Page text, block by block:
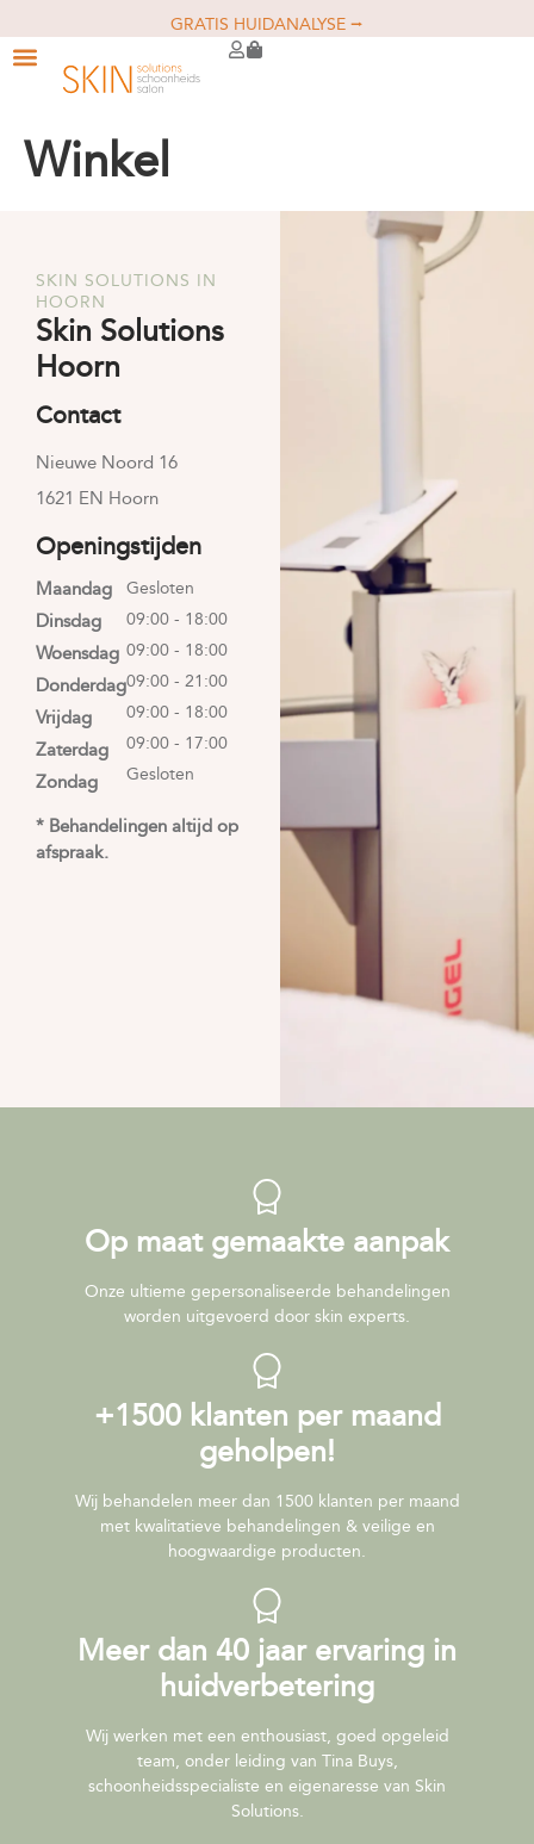
GRATIS HUIDANALYSE ⭢
Winkel
SKIN SOLUTIONS IN
HOORN
Skin Solutions
Hoorn
Contact
Nieuwe Noord 16
1621 EN Hoorn
Openingstijden
Maandag
Dinsdag
Woensdag
Donderdag
Vrijdag
Zaterdag
Zondag
Gesloten
09:00 - 18:00
09:00 - 18:00
09:00 - 21:00
09:00 - 18:00
09:00 - 17:00
Gesloten
* Behandelingen altijd op
afspraak.
Op maat gemaakte aanpak
Onze ultieme gepersonaliseerde behandelingen
worden uitgevoerd door skin experts.
+1500 klanten per maand
geholpen!
Wij behandelen meer dan 1500 klanten per maand
met kwalitatieve behandelingen & veilige en
hoogwaardige producten.
Meer dan 40 jaar ervaring in
huidverbetering
Wij werken met een enthousiast, goed opgeleid
team, onder leiding van Tina Buys,
schoonheidsspecialiste en eigenaresse van Skin
Solutions.